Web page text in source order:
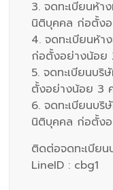
3. จดทะเบียนห้
นิติบุคคล ก่อตั้ง
4. จดทะเบียนห้
ก่อตั้งอย่างน้อย
5. จดทะเบียนบ
ตั้งอย่างน้อย 3
6. จดทะเบียนบริ
นิติบุคคล ก่อตั้ง
ติดต่อจดทะเบีย
LineID : cbg1